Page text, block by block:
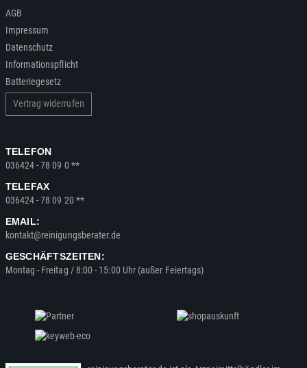
AGB
Impressum
Datenschutz
Informationspflicht
Batteriegesetz
Vertrag widerrufen
TELEFON
036424 - 78 09 0 **
TELEFAX
036424 - 78 09 20 **
EMAIL:
kontakt@reinigungsberater.de
GESCHÄFTSZEITEN:
Montag - Freitag / 8:00 - 15:00 Uhr (außer Feiertags)